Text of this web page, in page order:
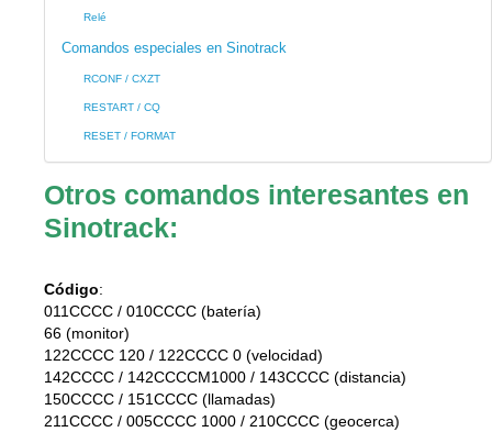
Relé
Comandos especiales en Sinotrack
RCONF / CXZT
RESTART / CQ
RESET / FORMAT
Otros comandos interesantes en
Sinotrack:
Código:
011CCCC / 010CCCC
66
122CCCC 120 / 122CCCC 0
142CCCC / 142CCCCM1000 / 143CCCC
150CCCC / 151CCCC
211CCCC / 005CCCC 1000 / 210CCCC